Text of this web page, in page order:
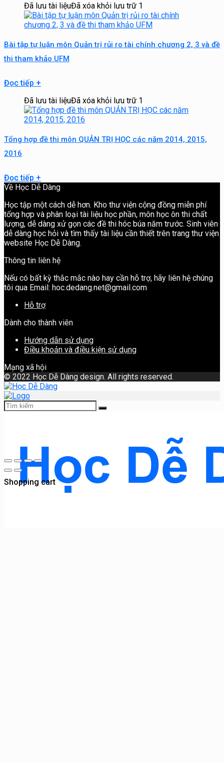
Đã lưu tài liệuĐã xóa khỏi lưu trữ 1
Bài tập tự luận môn Quản trị rủi ro tài chính chương 2, 3 và đề
thi tham khảo UFM
Đọc tiếp +
Đã lưu tài liệuĐã xóa khỏi lưu trữ 1
Tổng hợp đề thi môn QUẢN TRỊ HỌC các năm 2014, 2015,
2016
Đọc tiếp +
Về Học Dễ Dàng
Học tập một cách dễ hơn. Kho thư viện cộng đồng miễn phí
tổng hợp và phân loại tài liệu học phần, môn học ôn thi chất
lượng, dễ dàng xử gọn các đề thi hóc búa năm trước. Sinh viên
dễ dàng học hỏi và tìm thấy tài liệu cần thiết trên trang thư viện
website Học Dễ Dàng.
Thông tin liên hệ
Nếu có bất kỳ thắc mắc nào hay cần hỗ trợ, hãy liên hệ chúng
tôi qua Email: hoc.dedang.net@gmail.com
Hỗ trợ
Dành cho thành viên
Hướng dẫn sử dụng
Điều khoản và điều kiện sử dụng
Mạng xã hội
© 2022 Học Dễ Dàng design. All rights reserved.
Shopping cart